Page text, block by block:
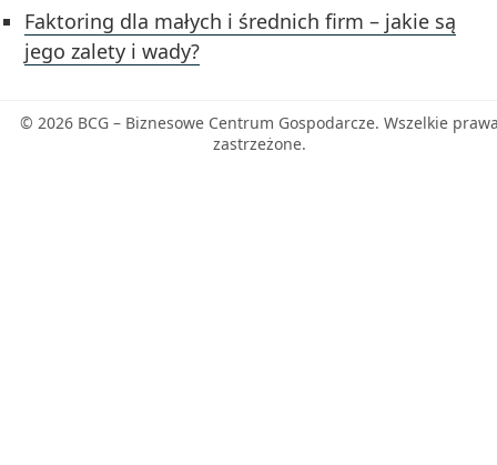
Faktoring dla małych i średnich firm – jakie są
jego zalety i wady?
© 2026 BCG – Biznesowe Centrum Gospodarcze. Wszelkie
zastrzeżone.